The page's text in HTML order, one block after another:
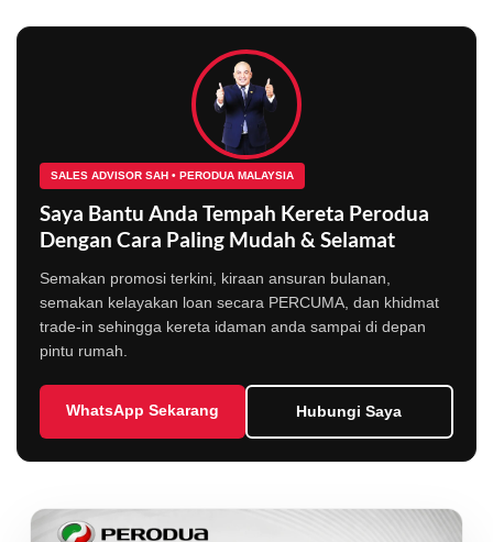
SALES ADVISOR SAH • PERODUA MALAYSIA
Saya Bantu Anda Tempah Kereta Perodua
Dengan Cara Paling Mudah & Selamat
Semakan promosi terkini, kiraan ansuran bulanan,
semakan kelayakan loan secara PERCUMA, dan khidmat
trade-in sehingga kereta idaman anda sampai di depan
pintu rumah.
WhatsApp Sekarang Hubungi Saya